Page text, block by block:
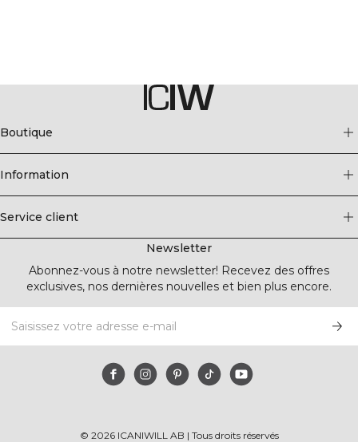
Boutique
Information
Service client
Newsletter
Abonnez-vous à notre newsletter! Recevez des offres
exclusives, nos dernières nouvelles et bien plus encore.
© 2026ICANIWILL AB | Tous droits réservés